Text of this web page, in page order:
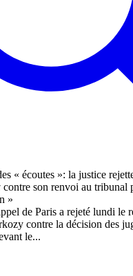
de Paris a rejeté lundi le
contre la décision des
le...